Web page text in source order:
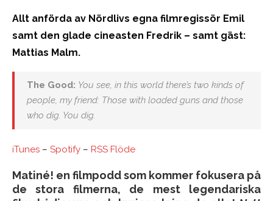
Allt anförda av Nördlivs egna filmregissör Emil
samt den glade cineasten Fredrik – samt gäst:
Mattias Malm.
The Good: You see, in this world there’s two kinds of
people, my friend: Those with loaded guns and those
who dig. You dig.
iTunes – Spotify – RSS Flöde
Matiné! en filmpodd som kommer fokusera på
de stora filmerna, de mest legendariska